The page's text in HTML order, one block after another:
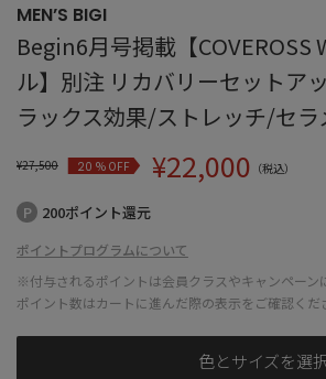
MEN’S BIGI
Begin6月号掲載【COVEROSS
ル】別注 リカバリーセットア
ラックス効果/ストレッチ/セラ
¥27,500 20% OFF ¥22,000 （税込）
200ポイント還元
ポイントプログラムについて
※付与されるポイントは会員クラスやキャンペーン
ポイント数はカートに進んだ際の表示をご確認くだ
色とサイズを選